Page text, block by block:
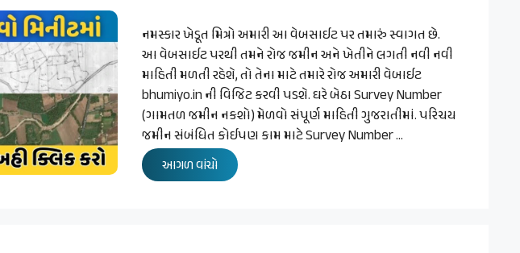
નમસ્કાર ખેડૂત મિત્રો અમારી આ વેબસાઈટ પર તમારું સ્વાગત છે.
આ વેબસાઈટ પરથી તમને રોજ જમીન અને ખેતીને લગતી નવી નવી
માહિતી મળતી રહેશે, તો તેના માટે તમારે રોજ અમારી વેબાઈટ
bhumiyo.in ની વિજિટ કરવી પડશે. ઘરે બેઠા Survey Number
(ગામતળ જમીન નકશો) મેળવો સંપૂર્ણ માહિતી ગુજરાતીમાં. પરિચય
જમીન સંબંધિત કોઈપણ કામ માટે Survey Number …
આગળ વાંચો